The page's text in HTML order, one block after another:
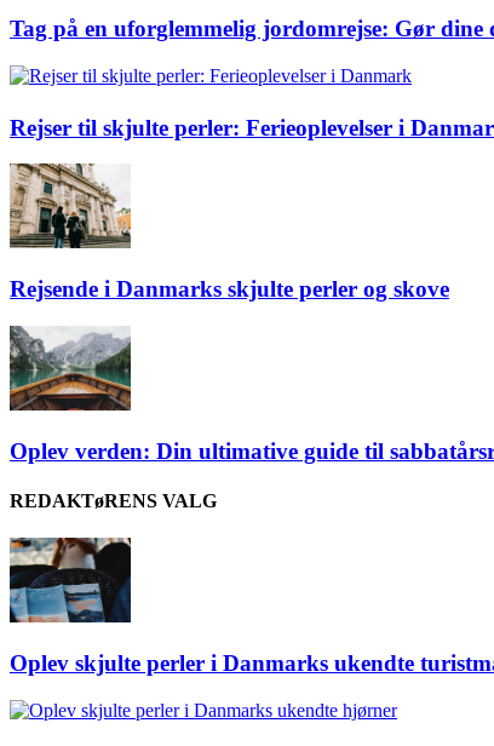
Tag på en uforglemmelig jordomrejse: Gør
Rejser til skjulte perler: Ferieoplevelser i
Rejsende i Danmarks skjulte perler og skove
Oplev verden: Din ultimative guide til
REDAKTøRENS VALG
Oplev skjulte perler i Danmarks ukendte